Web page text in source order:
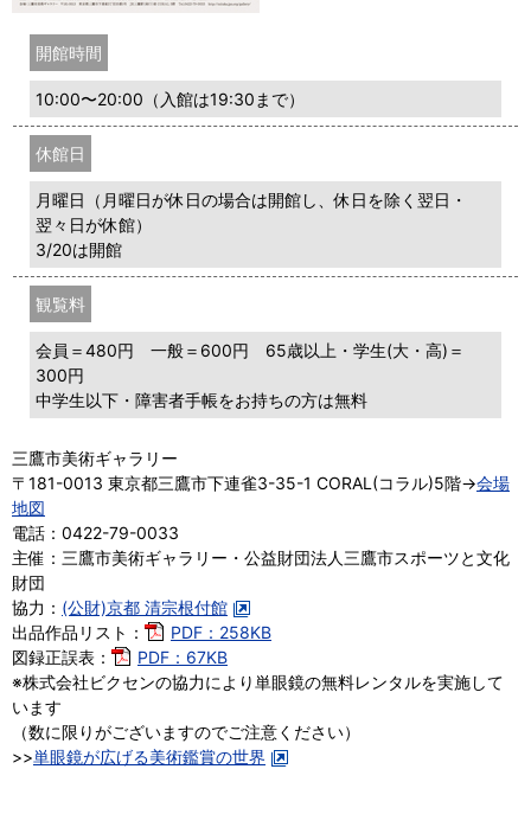
開館時間
10:00〜20:00（入館は19:30まで）
休館日
月曜日（月曜日が休日の場合は開館し、休日を除く翌日・
翌々日が休館）
3/20は開館
観覧料
会員＝480円 一般＝600円 65歳以上・学生(大・高)＝
300円
中学生以下・障害者手帳をお持ちの方は無料
三鷹市美術ギャラリー
〒181-0013 東京都三鷹市下連雀3-35-1 CORAL(コラル)5階→会場
地図
電話：0422-79-0033
主催：三鷹市美術ギャラリー・公益財団法人三鷹市スポーツと文化
財団
協力： (公財)京都 清宗根付館
出品作品リスト：
PDF：258KB
図録正誤表：
PDF：67KB
※株式会社ビクセンの協力により単眼鏡の無料レンタルを実施して
います
（数に限りがございますのでご注意ください）
>>単眼鏡が広げる美術鑑賞の世界